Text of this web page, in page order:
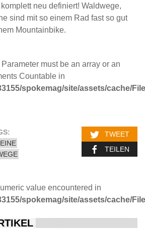
neu definiert! Waldwege,
sind mit so einem Rad fast so gut
Mountainbike.
Parameter must be an array or an
Countable in
spokemag/site/assets/cache/
TWEET
TEILEN
value encountered in
spokemag/site/assets/cache/